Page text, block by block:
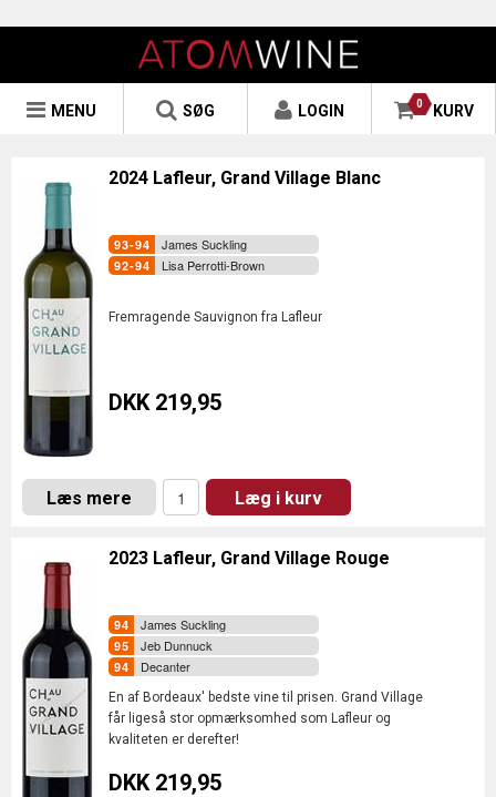
0 KURV
LOGIN
SØG
MENU
2024 Lafleur, Grand Village Blanc
James Suckling
Lisa Perrotti-Brown
Fremragende Sauvignon fra Lafleur
DKK 219,95
Læs mere Læg i kurv
2023 Lafleur, Grand Village Rouge
James Suckling
Jeb Dunnuck
Decanter
En af Bordeaux' bedste vine til prisen. Grand Village
får ligeså stor opmærksomhed som Lafleur og
kvaliteten er derefter!
DKK 219,95